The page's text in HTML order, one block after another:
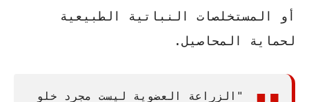
أو المستخلصات النباتية الطبيعية
لحماية المحاصيل.
"الزراعة العضوية ليست مجرد خلو